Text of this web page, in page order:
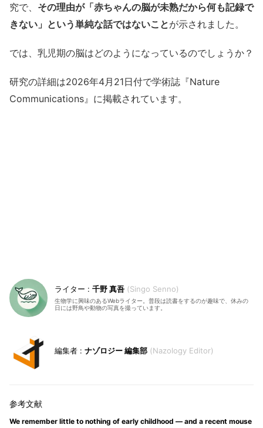
究で、 その理由が「赤ちゃんの脳が未熟だから何も記録で
きない」という単純な話ではないことが示されました。
では、乳児期の脳はどのようになっているのでしょうか？
研究の詳細は2026年4月21日付で学術誌『Nature
Communications』に掲載されています。
千野 真吾 Singo Senno
生物学に興味のあるWebライター。普段は読書をするのが趣味で、休みの
日には野鳥や動物の写真を撮っています。
ナゾロジー 編集部 Nazology Editor
We remember little to nothing of early childhood — and a recent mouse